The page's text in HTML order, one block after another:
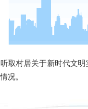
村居关于新时代文明
况。